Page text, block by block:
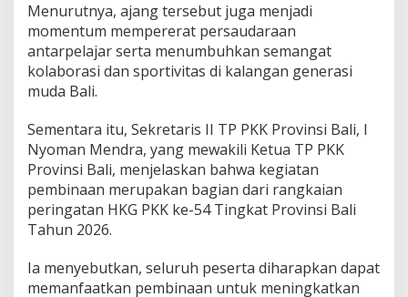
Menurutnya, ajang tersebut juga menjadi
momentum mempererat persaudaraan
antarpelajar serta menumbuhkan semangat
kolaborasi dan sportivitas di kalangan generasi
muda Bali.
Sementara itu, Sekretaris II TP PKK Provinsi Bali, I
Nyoman Mendra, yang mewakili Ketua TP PKK
Provinsi Bali, menjelaskan bahwa kegiatan
pembinaan merupakan bagian dari rangkaian
peringatan HKG PKK ke-54 Tingkat Provinsi Bali
Tahun 2026.
Ia menyebutkan, seluruh peserta diharapkan dapat
memanfaatkan pembinaan untuk meningkatkan